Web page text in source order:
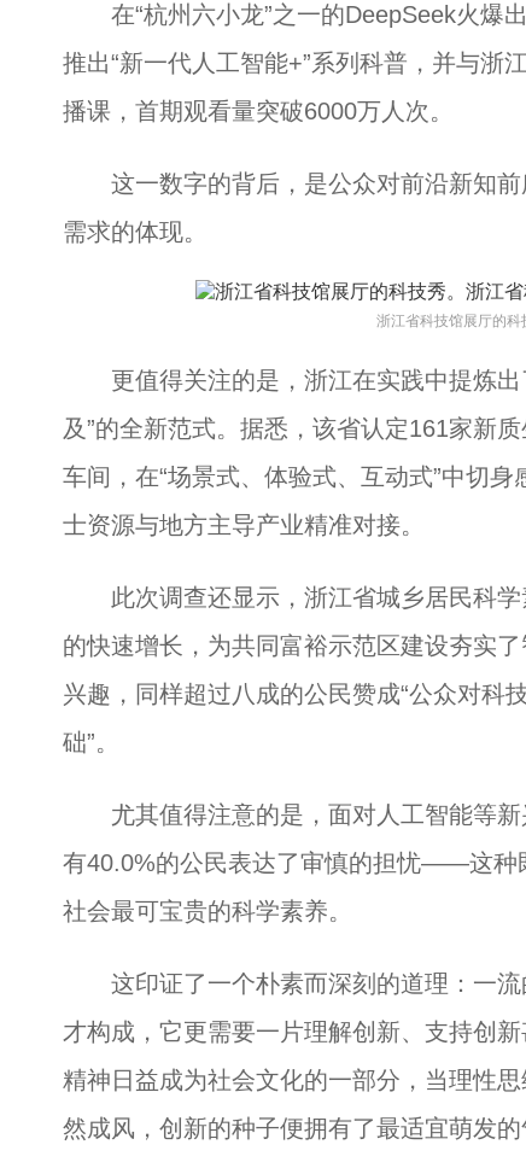
在“杭州六小龙”之一的DeepSeek火爆
推出“新一代人工智能+”系列科普，并与浙
播课，首期观看量突破6000万人次。
这一数字的背后，是公众对前沿新知前
需求的体现。
浙江省科技馆展厅的科
更值得关注的是，浙江在实践中提炼出
及”的全新范式。据悉，该省认定161家新
车间，在“场景式、体验式、互动式”中切
士资源与地方主导产业精准对接。
此次调查还显示，浙江省城乡居民科学
的快速增长，为共同富裕示范区建设夯实
兴趣，同样超过八成的公民赞成“公众对科
础”。
尤其值得注意的是，面对人工智能等新
有40.0%的公民表达了审慎的担忧——这种
社会最可宝贵的科学素养。
这印证了一个朴素而深刻的道理：一流
才构成，它更需要一片理解创新、支持创
精神日益成为社会文化的一部分，当理性
然成风，创新的种子便拥有了最适宜萌发的